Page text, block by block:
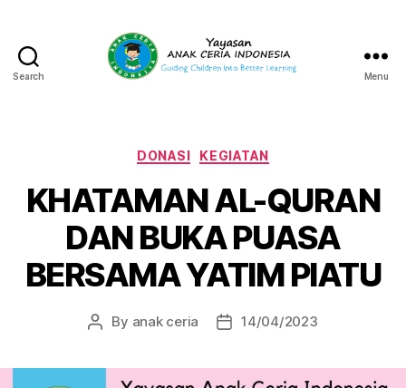
Search
Indonesia
Menu
Categories
DONASI KEGIATAN
KHATAMAN AL-QURAN
DAN BUKA PUASA
BERSAMA YATIM PIATU
Post
By anak ceria
Post14/04/2023